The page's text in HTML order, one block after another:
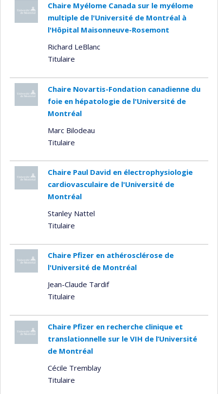
Chaire Myélome Canada sur le myélome
multiple de l'Université de Montréal à
l'Hôpital Maisonneuve-Rosemont
Richard LeBlanc
Titulaire
Chaire Novartis-Fondation canadienne du
foie en hépatologie de l'Université de
Montréal
Marc Bilodeau
Titulaire
Chaire Paul David en électrophysiologie
cardiovasculaire de l'Université de
Montréal
Stanley Nattel
Titulaire
Chaire Pfizer en athérosclérose de
l'Université de Montréal
Jean-Claude Tardif
Titulaire
Chaire Pfizer en recherche clinique et
translationnelle sur le VIH de l’Université
de Montréal
Cécile Tremblay
Titulaire